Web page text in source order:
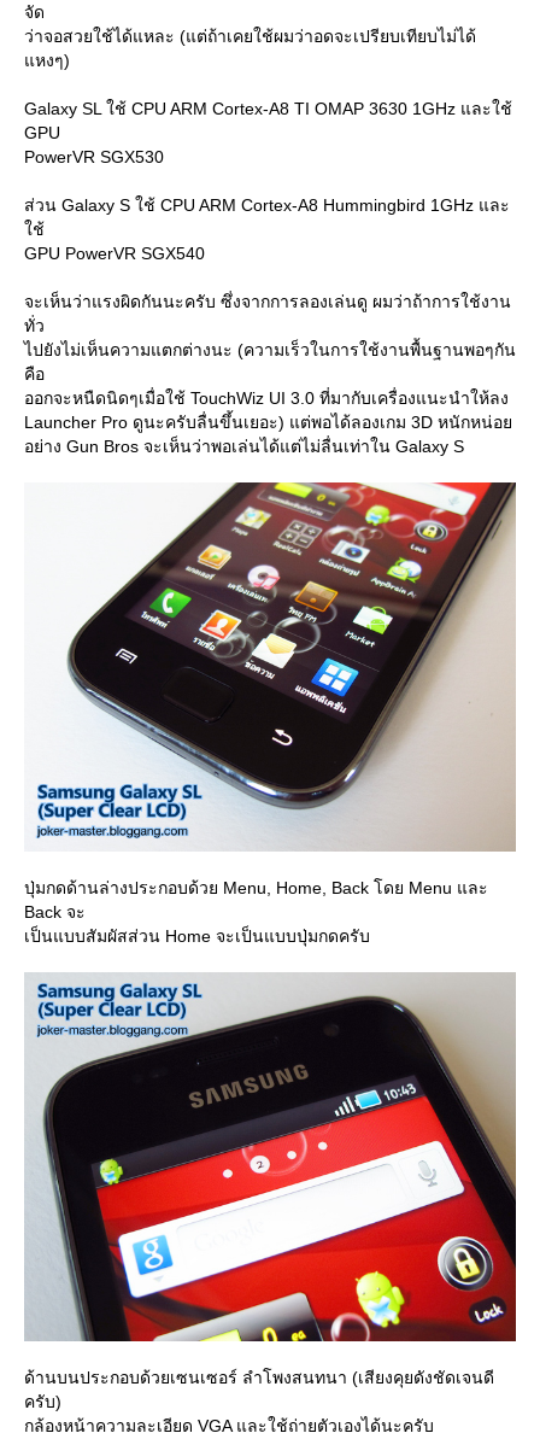
จัด
ว่าจอสวยใช้ได้แหละ (แต่ถ้าเคยใช้ผมว่าอดจะเปรียบเทียบไม่ได้
หงๆ)
Galaxy SL ใช้ CPU ARM Cortex-A8 TI OMAP 3630 1GHz และใช้
GPU
PowerVR SGX530
ส่วน Galaxy S ใช้ CPU ARM Cortex-A8 Hummingbird 1GHz และ
ช้
GPU PowerVR SGX540
จะเห็นว่าแรงผิดกันนะครับ ซึ่งจากการลองเล่นดู ผมว่าถ้าการใช้งาน
ทั่ว
ไปยังไม่เห็นความแตกต่างนะ (ความเร็วในการใช้งานพื้นฐานพอๆกัน
คือ
ออกจะหนืดนิดๆเมื่อใช้ TouchWiz UI 3.0 ที่มากับเครื่องแนะนำให้ลง
Launcher Pro ดูนะครับลื่นขึ้นเยอะ) แต่พอได้ลองเกม 3D หนักหน่อ
อย่าง Gun Bros จะเห็นว่าพอเล่นได้แต่ไม่ลื่นเท่าใน Galaxy S
ปุ่มกดด้านล่างประกอบด้วย Menu, Home, Back โดย Menu และ
Back จะ
เป็นแบบสัมผัสส่วน Home จะเป็นแบบปุ่มกดครับ
ด้านบนประกอบด้วยเซนเซอร์ ลำโพงสนทนา (เสียงคุยดังชัดเจนดี
ครับ)
กล้องหน้าความละเอียด VGA และใช้ถ่ายตัวเองได้นะครับ